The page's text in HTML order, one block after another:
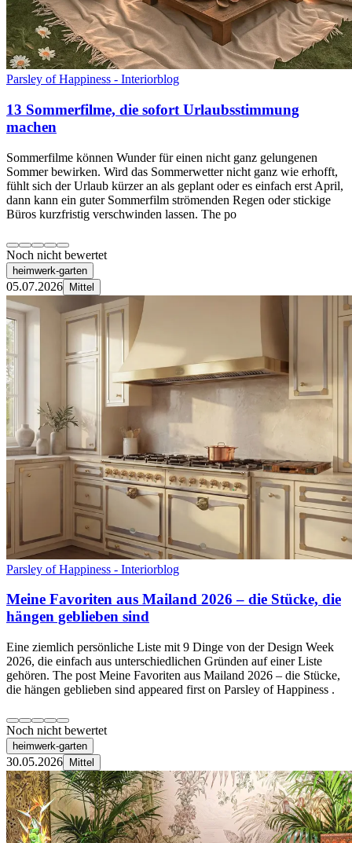
Parsley of Happiness - Interiorblog
13 Sommerfilme, die sofort Urlaubsstimmung
machen
Sommerfilme können Wunder für einen nicht ganz gelungenen
Sommer bewirken. Wird das Sommerwetter nicht ganz wie erhofft,
fühlt sich der Urlaub kürzer an als geplant oder es einfach erst April,
dann kann ein guter Sommerfilm strömenden Regen oder stickige
Büros kurzfristig verschwinden lassen. The po
Noch nicht bewertet
heimwerk-garten
05.07.2026 Mittel
Parsley of Happiness - Interiorblog
Meine Favoriten aus Mailand 2026 – die Stücke, die
hängen geblieben sind
Eine ziemlich persönliche Liste mit 9 Dinge von der Design Week
2026, die einfach aus unterschiedlichen Gründen auf einer Liste
gehören. The post Meine Favoriten aus Mailand 2026 – die Stücke,
die hängen geblieben sind appeared first on Parsley of Happiness .
Noch nicht bewertet
heimwerk-garten
30.05.2026 Mittel